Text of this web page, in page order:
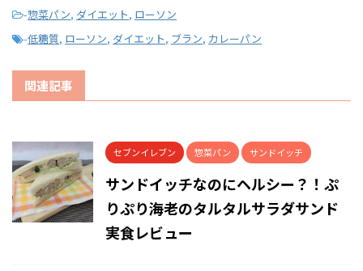
-惣菜パン, ダイエット, ローソン
-低糖質, ローソン, ダイエット, ブラン, カレーパン
関連記事
セブンイレブン 惣菜パン サンドイッチ
サンドイッチなのにヘルシー？！ぷ
りぷり海老のタルタルサラダサンド
実食レビュー